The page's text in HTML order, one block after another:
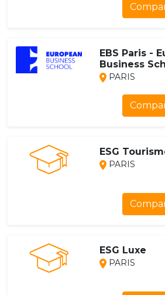
EBS Paris -
Business
PARIS
ESG
PARIS
ESG Luxe
PARIS